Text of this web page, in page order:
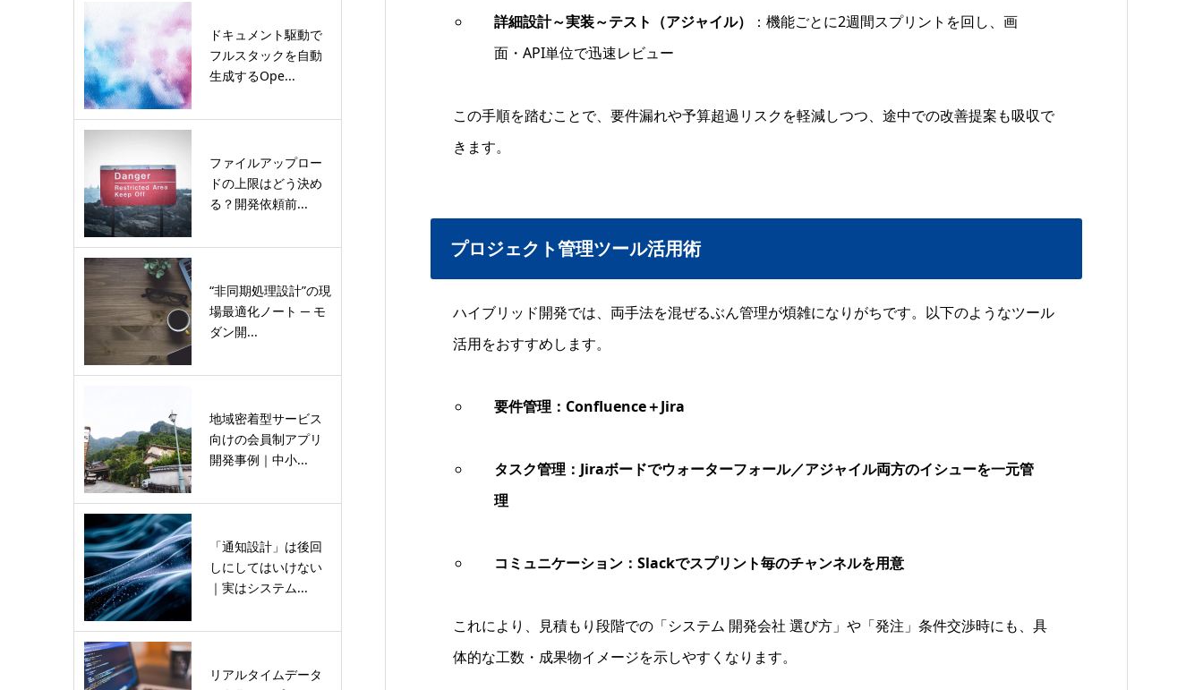
詳細設計～実装～テスト（アジャイル）
：機能ごとに2週間スプリントを回し、画
面・API単位で迅速レビュー
この手順を踏むことで、要件漏れや予算超過リスクを軽減しつつ、途中での改善提案も吸収で
きます。
プロジェクト管理ツール活用術
ハイブリッド開発では、両手法を混ぜるぶん管理が煩雑になりがちです。以下のようなツール
活用をおすすめします。
要件管理：Confluence＋Jira
タスク管理：Jiraボードでウォーターフォール／アジャイル両方のイシューを一元管
理
コミュニケーション：Slackでスプリント毎のチャンネルを用意
これにより、見積もり段階での「システム 開発会社 選び方」や「発注」条件交渉時にも、具
体的な工数・成果物イメージを示しやすくなります。
ドキュメント駆動で
フルスタックを自動
生成するOpe...
ファイルアップロー
ドの上限はどう決め
る？開発依頼前...
“非同期処理設計”の現
場最適化ノート ─ モ
ダン開...
地域密着型サービス
向けの会員制アプリ
開発事例｜中小...
「通知設計」は後回
しにしてはいけない
｜実はシステム...
リアルタイムデータ